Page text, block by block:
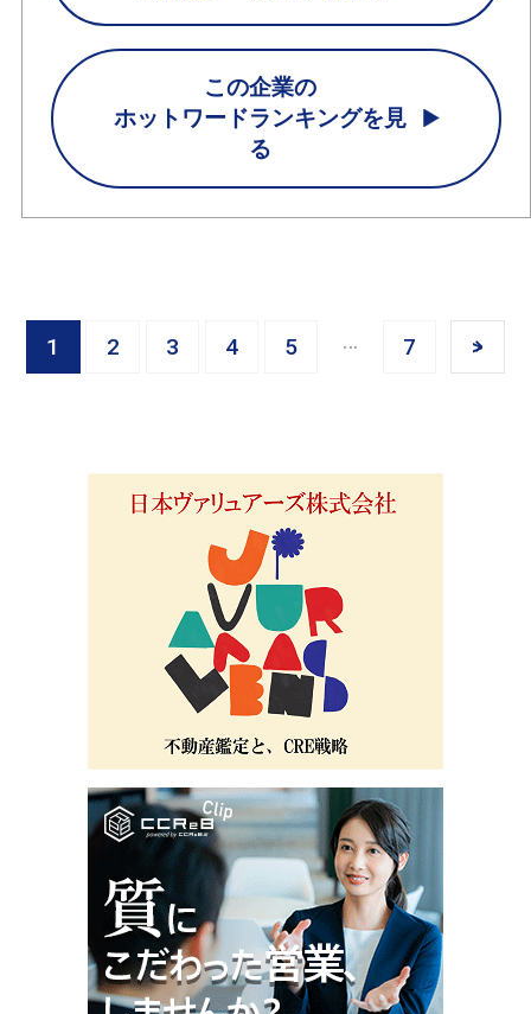
この企業の
ホットワードランキングを見
る
1 2 3 4 5 7 >